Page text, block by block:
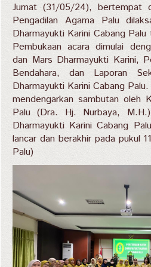
Jumat (31/05/24), bertempat
Pengadilan Agama Palu
Dharmayukti Karini Cabang
Pembukaan acara dimulai
dan Mars Dharmayukti Karini,
Bendahara, dan Laporan
Dharmayukti Karini Cabang
mendengarkan sambutan oleh
Palu (Dra. Hj. Nurbaya,
Dharmayukti Karini Cabang
lancar dan berakhir pada pukul
Palu)